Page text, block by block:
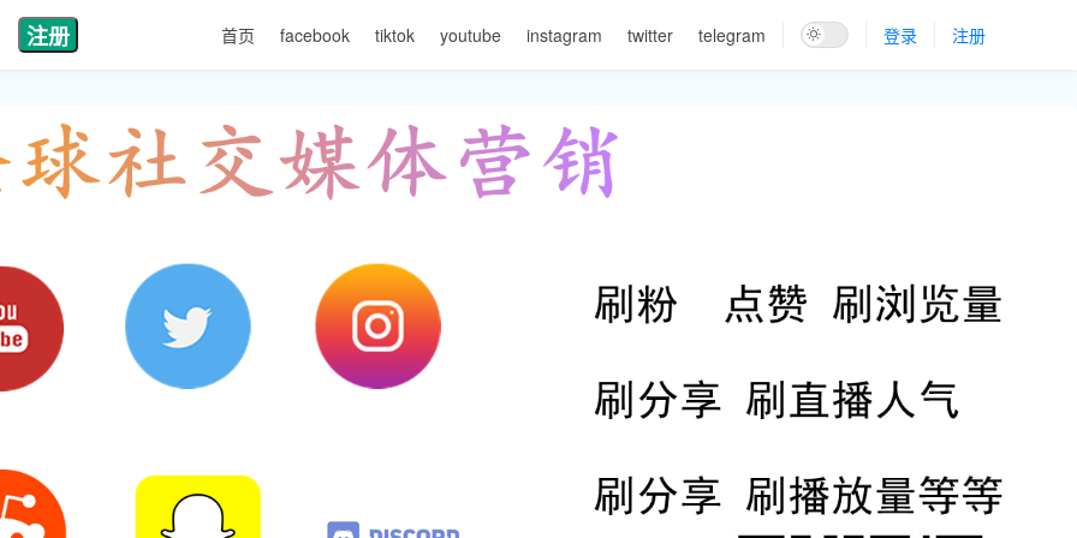
注册 首页 facebook tiktok youtube instagram twitter telegram 登录 注册